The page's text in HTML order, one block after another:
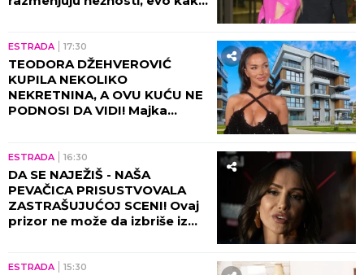
ESTRADA 17:30
TEODORA DŽEHVEROVIĆ
KUPILA NEKOLIKO
NEKRETNINA, A OVU KUĆU NE
PODNOSI DA VIDI! Majka
ESTRADA 16:30
DA SE NAJEŽIŠ - NAŠA
PEVAČICA PRISUSTVOVALA
ZASTRAŠUJUĆOJ SCENI! Ovaj
prizor ne može da izbriše iz
ESTRADA 15:30